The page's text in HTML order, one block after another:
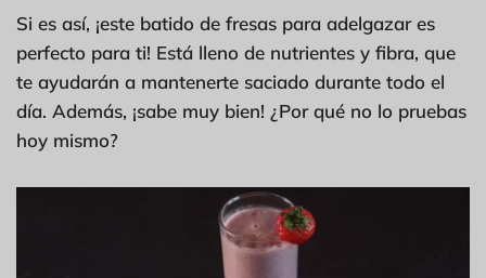
Si es así, ¡este batido de fresas para adelgazar es
perfecto para ti! Está lleno de nutrientes y fibra, que
te ayudarán a mantenerte saciado durante todo el
día. Además, ¡sabe muy bien! ¿Por qué no lo pruebas
hoy mismo?